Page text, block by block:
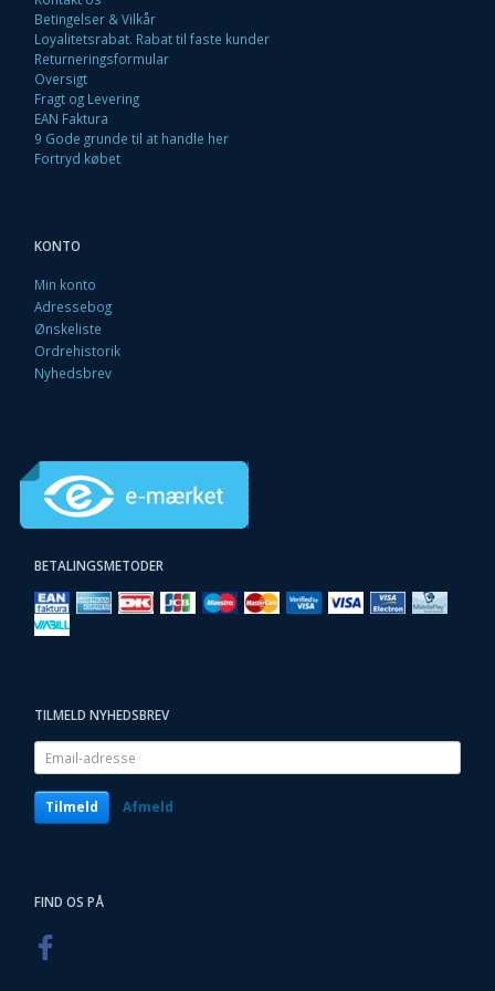
Betingelser & Vilkår
Loyalitetsrabat. Rabat til faste kunder
Returneringsformular
Oversigt
Fragt og Levering
EAN Faktura
9 Gode grunde til at handle her
Fortryd købet
KONTO
Min konto
Adressebog
Ønskeliste
Ordrehistorik
Nyhedsbrev
BETALINGSMETODER
TILMELD NYHEDSBREV
Email-
adresse
Tilmeld Afmeld
FIND OS PÅ